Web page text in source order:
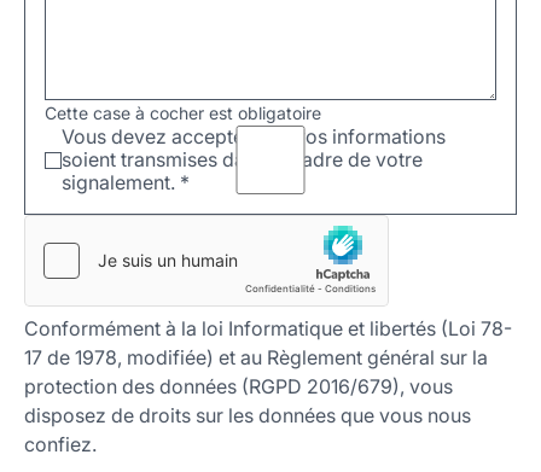
Cette case à cocher est obligatoire
Vous devez accepter que vos informations
soient transmises dans le cadre de votre
signalement. *
Conformément à la loi Informatique et libertés (Loi 78-
17 de 1978, modifiée) et au Règlement général sur la
protection des données (RGPD 2016/679), vous
disposez de droits sur les données que vous nous
confiez.